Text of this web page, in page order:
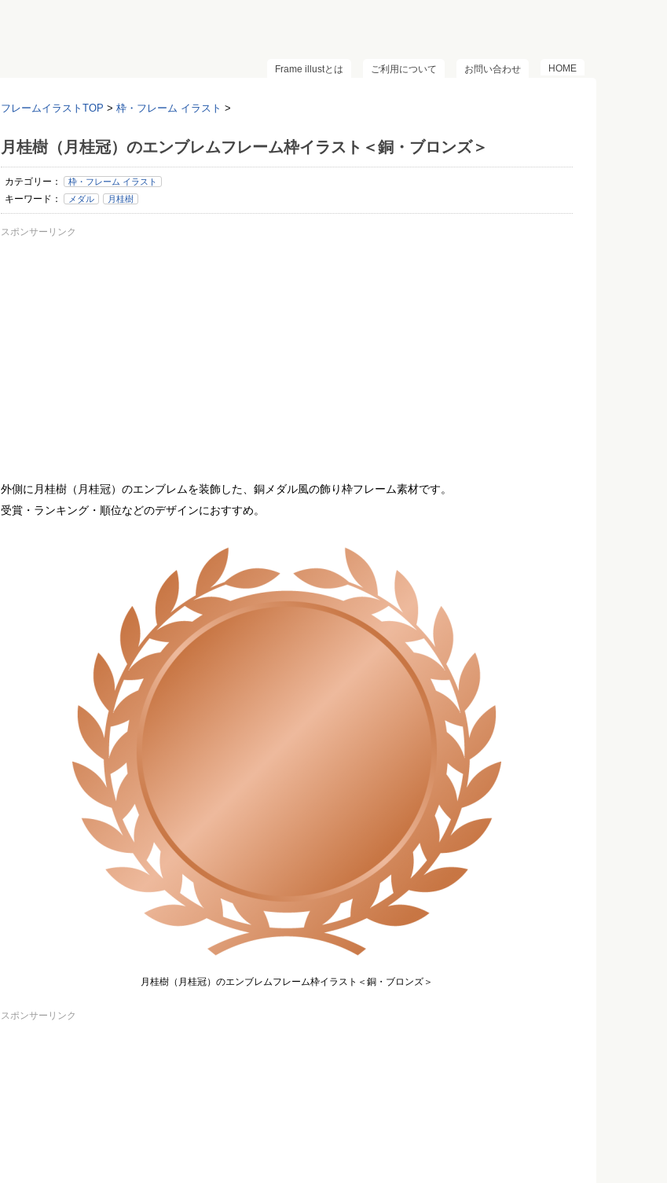
HOME
お問い合わせ
ご利用について
Frame illustとは
フレームイラストTOP > 枠・フレーム イラスト >
月桂樹（月桂冠）のエンブレムフレーム枠イラスト＜銅・ブロンズ＞
カテゴリー： 枠・フレーム イラスト
キーワード： メダル 月桂樹
スポンサーリンク
外側に月桂樹（月桂冠）のエンブレムを装飾した、銅メダル風の飾り枠フレーム素材です。
受賞・ランキング・順位などのデザインにおすすめ。
月桂樹（月桂冠）のエンブレムフレーム枠イラスト＜銅・ブロンズ＞
スポンサーリンク